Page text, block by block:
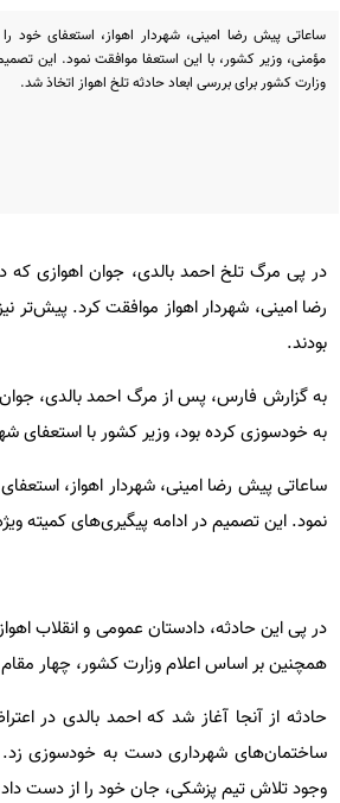
ساعاتی پیش رضا امینی، شهردار اهواز، استعفای خود
مؤمنی، وزیر کشور، با این استعفا موافقت نمود. این
وزارت کشور برای بررسی ابعاد حادثه تلخ اهواز اتخاذ شد.
در پی مرگ تلخ احمد بالدی، جوان اهوازی که
رضا امینی، شهردار اهواز موافقت کرد. پیش‌تر
بودند.
به خودسوزی کرده بود، وزیر کشور با استعفای
ساعاتی پیش رضا امینی، شهردار اهواز،
نمود. این تصمیم در ادامه پیگیری‌های کمیته
در پی این حادثه، دادستان عمومی و انقلاب
همچنین بر اساس اعلام وزارت کشور، چهار مقام
حادثه از آنجا آغاز شد که احمد بالدی در
وجود تلاش تیم پزشکی، جان خود را از دست